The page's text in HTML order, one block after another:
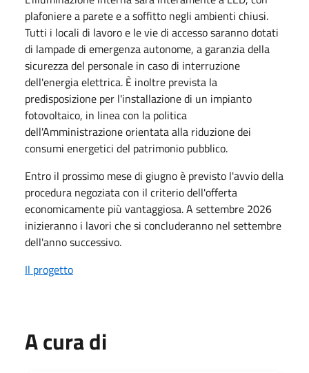
plafoniere a parete e a soffitto negli ambienti chiusi.
Tutti i locali di lavoro e le vie di accesso saranno dotati
di lampade di emergenza autonome, a garanzia della
sicurezza del personale in caso di interruzione
dell'energia elettrica. È inoltre prevista la
predisposizione per l'installazione di un impianto
fotovoltaico, in linea con la politica
dell'Amministrazione orientata alla riduzione dei
consumi energetici del patrimonio pubblico.
Entro il prossimo mese di giugno è previsto l'avvio della
procedura negoziata con il criterio dell'offerta
economicamente più vantaggiosa. A settembre 2026
inizieranno i lavori che si concluderanno nel settembre
dell'anno successivo.
Il progetto
A cura di